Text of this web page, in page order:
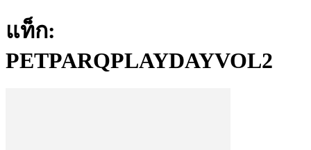
แท็ก:
PETPARQPLAYDAYVOL2